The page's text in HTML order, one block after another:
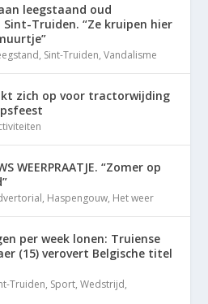
leegstaand oud
Truiden. “Ze kruipen hier
, Sint-Truiden,Vandalisme
zich op voor tractorwijding
WEERPRAATJE. “Zomer op
, Haspengouw, Het weer
per week lonen: Truiense
(15) verovert Belgische titel
Truiden, Sport,Wedstrijd,